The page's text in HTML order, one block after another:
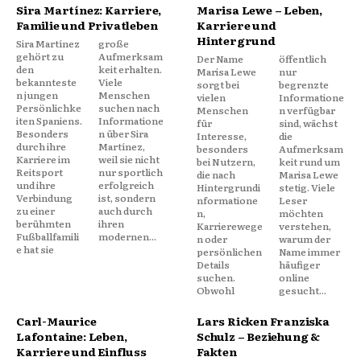
Sira Martínez: Karriere,
Familie und Privatleben
Sira Martínez
gehört zu
den
bekannteste
n jungen
Persönlichke
iten Spaniens.
Besonders
durch ihre
Karriere im
Reitsport
und ihre
Verbindung
zu einer
berühmten
Fußballfamili
e hat sie
große
Aufmerksam
keit erhalten.
Viele
Menschen
suchen nach
Informatione
n über Sira
Martínez,
weil sie nicht
nur sportlich
erfolgreich
ist, sondern
auch durch
ihren
modernen...
Marisa Lewe – Leben,
Karriere und
Hintergrund
Der Name
Marisa Lewe
sorgt bei
vielen
Menschen
für
Interesse,
besonders
bei Nutzern,
die nach
Hintergrundi
nformatione
n,
Karrierewege
n oder
persönlichen
Details
suchen.
Obwohl
öffentlich
nur
begrenzte
Informatione
n verfügbar
sind, wächst
die
Aufmerksam
keit rund um
Marisa Lewe
stetig. Viele
Leser
möchten
verstehen,
warum der
Name immer
häufiger
online
gesucht...
Carl-Maurice
Lafontaine: Leben,
Karriere und Einfluss
Lars Ricken Franziska
Schulz – Beziehung &
Fakten